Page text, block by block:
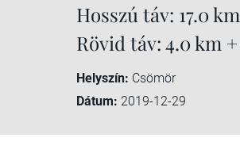
Hosszú táv: 17.0
Rövid táv: 4.0 km
Helyszín: Csömör
Dátum: 2019-12-29